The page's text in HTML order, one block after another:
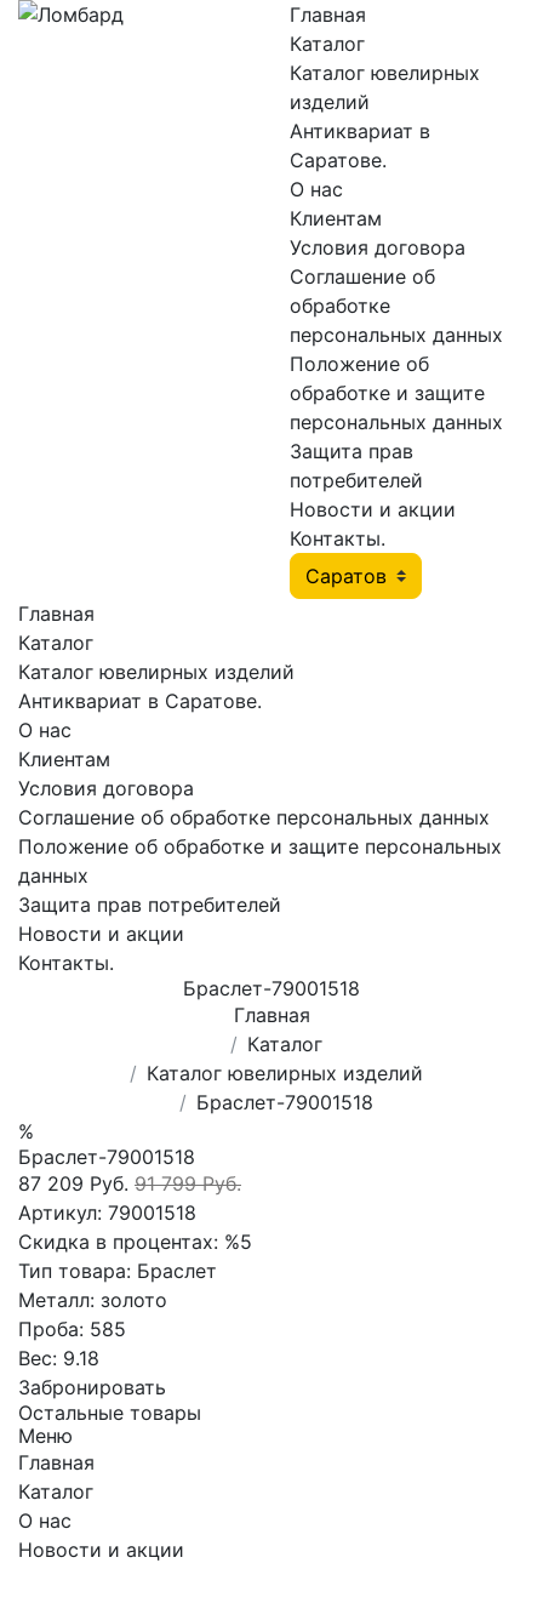
Главная
Каталог
Каталог ювелирных
изделий
Антиквариат в
Саратове.
О нас
Клиентам
Условия договора
Соглашение об
обработке
персональных данных
Положение об
обработке и защите
персональных данных
Защита прав
потребителей
Новости и акции
Контакты.
Главная
Каталог
Каталог ювелирных изделий
Антиквариат в Саратове.
О нас
Клиентам
Условия договора
Соглашение об обработке персональных данных
Положение об обработке и защите персональных
данных
Защита прав потребителей
Новости и акции
Контакты.
Браслет-79001518
Главная
Каталог
Каталог ювелирных изделий
Браслет-79001518
%
Браслет-79001518
87 209 Руб. 91 799 Руб.
Артикул: 79001518
Скидка в процентах: %5
Тип товара: Браслет
Металл: золото
Проба: 585
Вес: 9.18
Забронировать
Остальные товары
Меню
Главная
Каталог
О нас
Новости и акции